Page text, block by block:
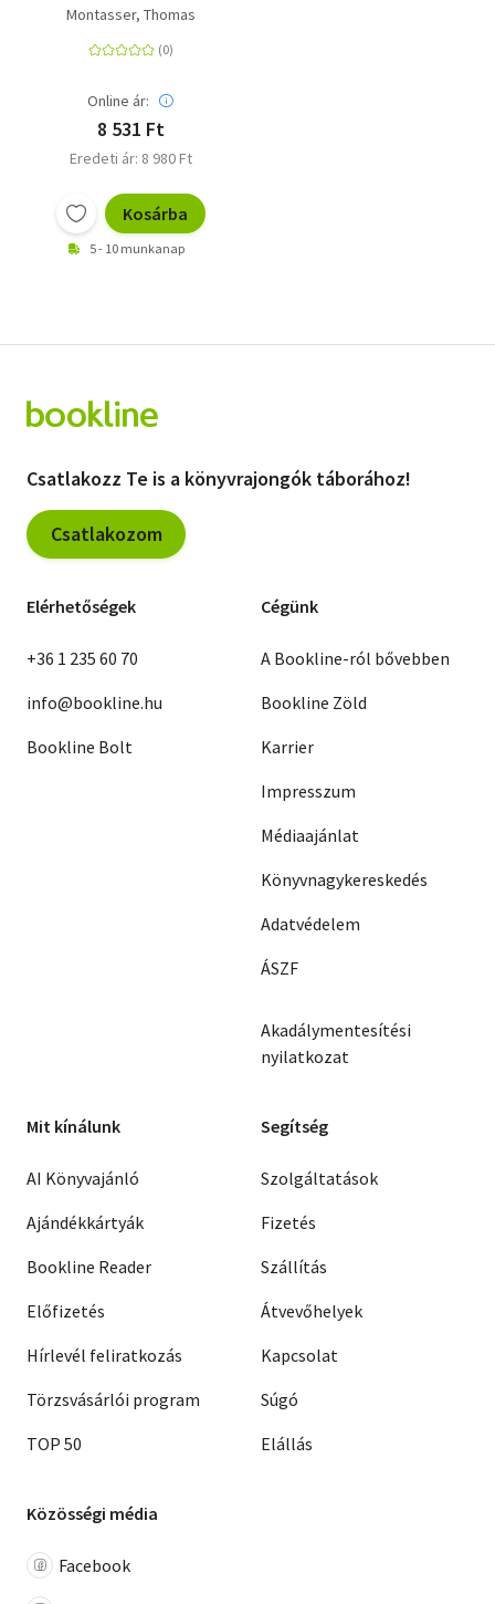
Montasser, Thomas
Online ár:
8 531 Ft
Eredeti ár: 8 980 Ft
Kosárba
5 - 10 munkanap
Csatlakozz Te is a könyvrajongók táborához!
Csatlakozom
Elérhetőségek
+36 1 235 60 70
info@bookline.hu
Bookline Bolt
Cégünk
A Bookline-ról bővebben
Bookline Zöld
Karrier
Impresszum
Médiaajánlat
Könyvnagykereskedés
Adatvédelem
ÁSZF
Akadálymentesítési
nyilatkozat
Mit kínálunk
AI Könyvajánló
Ajándékkártyák
Bookline Reader
Előfizetés
Hírlevél feliratkozás
Törzsvásárlói program
TOP 50
Segítség
Szolgáltatások
Fizetés
Szállítás
Átvevőhelyek
Kapcsolat
Súgó
Elállás
Közösségi média
Facebook